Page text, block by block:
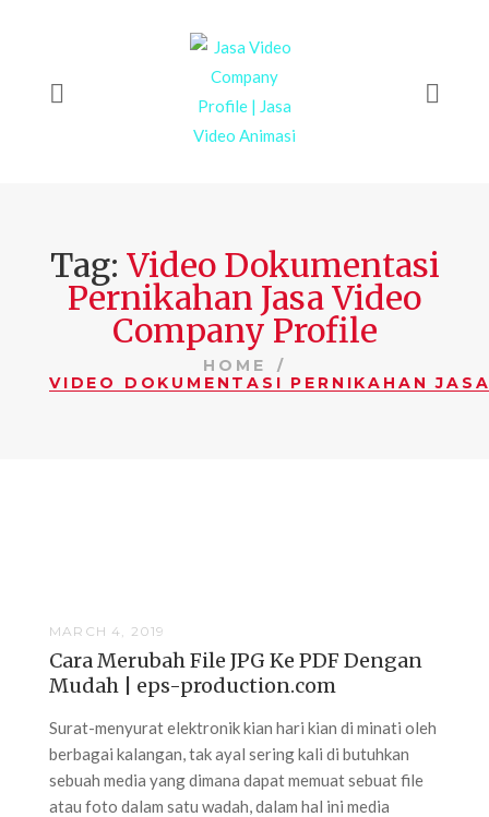
Tag: Video Dokumentasi
Pernikahan Jasa Video
Company Profile
HOME
VIDEO DOKUMENTASI PERNIKAHAN
MARCH 4, 2019
Cara Merubah File JPG Ke PDF Dengan
Mudah | eps-production.com
Surat-menyurat elektronik kian hari kian di minati oleh
berbagai kalangan, tak ayal sering kali di butuhkan
sebuah media yang dimana dapat memuat sebuat file
atau foto dalam satu wadah, dalam hal ini media